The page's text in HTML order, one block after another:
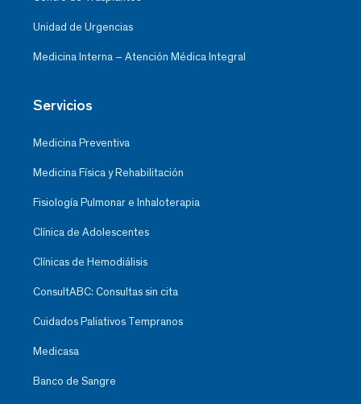
Unidad de Urgencias
Medicina Interna – Atención Médica Integral
Servicios
Medicina Preventiva
Medicina Física y Rehabilitación
Fisiología Pulmonar e Inhaloterapia
Clínica de Adolescentes
Clínicas de Hemodiálisis
ConsultABC: Consultas sin cita
Cuidados Paliativos Tempranos
Medicasa
Banco de Sangre